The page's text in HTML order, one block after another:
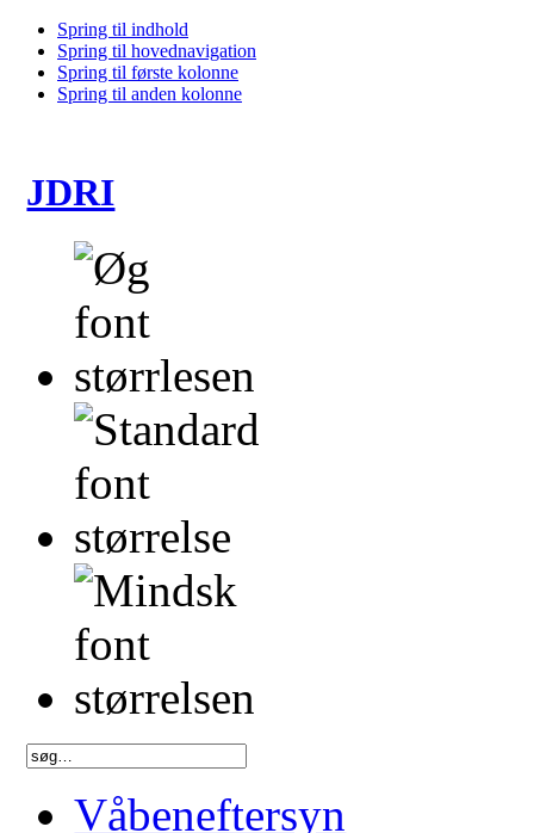
Spring til indhold
Spring til hovednavigation
Spring til første kolonne
Spring til anden kolonne
JDRI
Våbeneftersyn